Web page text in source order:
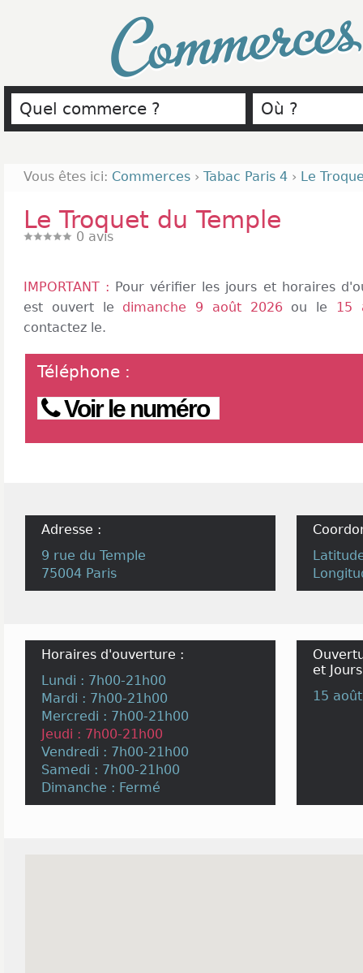
Vous êtes ici: Commerces › Tabac Paris 4 › Le
Le Troquet du Temple
0 avis
IMPORTANT : Pour vérifier les jours et horaires
est ouvert le dimanche 9 août 2026ou le 15
contactez le.
Téléphone :
Voir le numéro
Adresse :
9 rue du Temple
75004 Paris
Horaires d'ouverture :
Lundi : 7h00-21h00
Mardi : 7h00-21h00
Mercredi : 7h00-21h00
Jeudi : 7h00-21h00
Vendredi : 7h00-21h00
Samedi : 7h00-21h00
Dimanche : Fermé
et
15